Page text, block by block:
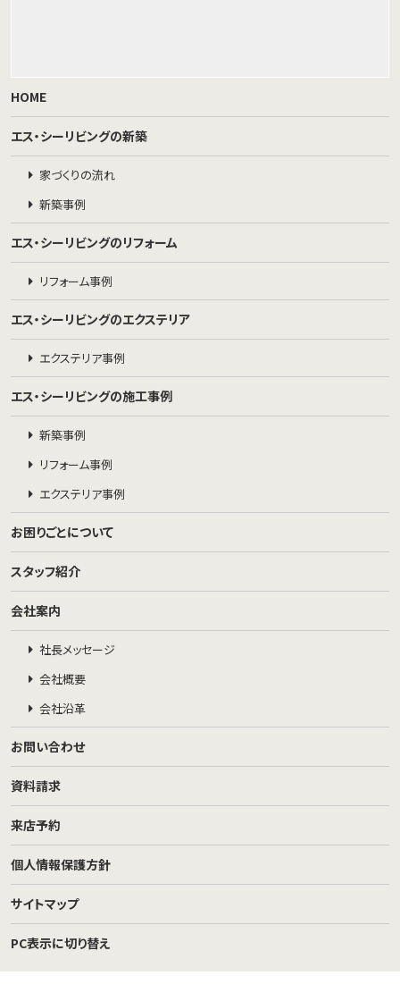
HOME
エス・シーリビングの新築
家づくりの流れ
新築事例
エス・シーリビングのリフォーム
リフォーム事例
エス・シーリビングのエクステリア
エクステリア事例
エス・シーリビングの施工事例
新築事例
リフォーム事例
エクステリア事例
お困りごとについて
スタッフ紹介
会社案内
社長メッセージ
会社概要
会社沿革
お問い合わせ
資料請求
来店予約
個人情報保護方針
サイトマップ
PC表示に切り替え